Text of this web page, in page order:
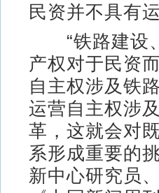
民资并不具有
“铁路建设、
产权对于民资
自主权涉及铁
运营自主权涉
革，这就会对
系形成重要的
新中心研究员